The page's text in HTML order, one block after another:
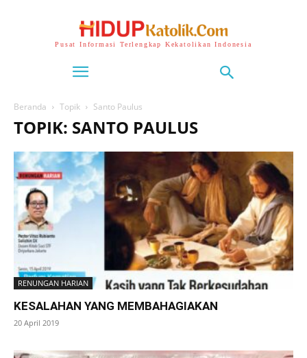
Pusat Informasi Terlengkap Kekatolikan Indonesia
Beranda Topik Santo Paulus
TOPIK: SANTO PAULUS
RENUNGAN HARIAN
KESALAHAN YANG MEMBAHAGIAKAN
20 April 2019